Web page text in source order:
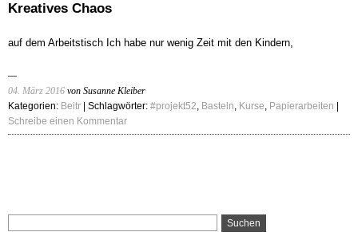
Kreatives Chaos
auf dem Arbeitstisch Ich habe nur wenig Zeit mit den Kindern,
04. März 2016 von Susanne Kleiber
Kategorien: Beitr | Schlagwörter: #projekt52, Basteln, Kurse, Papierarbeiten
Schreibe einen Kommentar